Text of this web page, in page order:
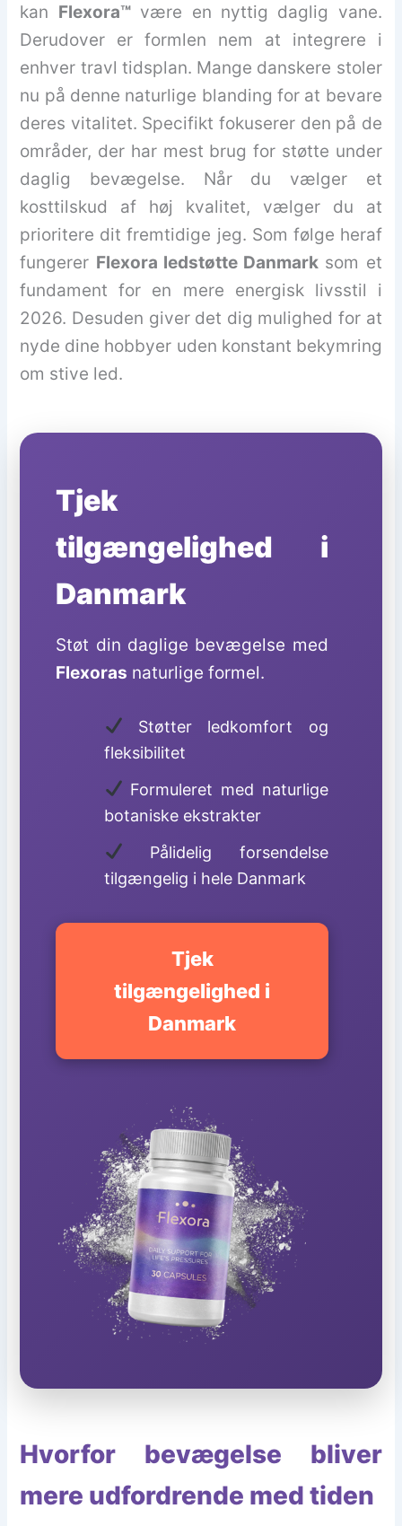
kan Flexora™være en nyttig daglig vane.
Derudover er formlen nem at integrere i
enhver travl tidsplan. Mange danskere stoler
nu på denne naturlige blanding for at bevare
deres vitalitet. Specifikt fokuserer den på de
områder, der har mest brug for støtte under
daglig bevægelse. Når du vælger et
kosttilskud af høj kvalitet, vælger du at
prioritere dit fremtidige jeg. Som følge heraf
fungerer Flexora ledstøtte Danmark som et
fundament for en mere energisk livsstil i
2026. Desuden giver det dig mulighed for at
nyde dine hobbyer uden konstant bekymring
om stive led.
Tjek
tilgængelighed i
Danmark
Støt din daglige bevægelse med
Flexoras naturlige formel.
Støtter ledkomfort og
fleksibilitet
Formuleret med naturlige
botaniske ekstrakter
Pålidelig forsendelse
tilgængelig i hele Danmark
Tjek
tilgængelighed i
Danmark
Hvorfor bevægelse bliver
mere udfordrende med tiden